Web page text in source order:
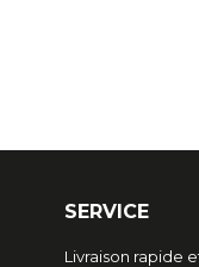
SERVICE
Livraison rapide